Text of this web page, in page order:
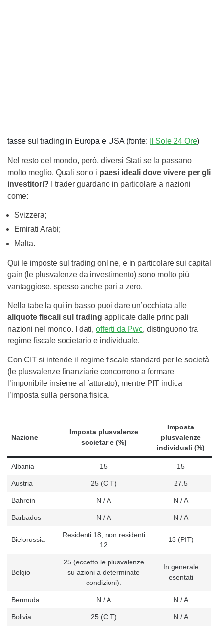
tasse sul trading in Europa e USA (fonte: Il Sole 24 Ore)
Nel resto del mondo, però, diversi Stati se la passano
molto meglio. Quali sono i paesi ideali dove vivere per gli
investitori? I trader guardano in particolare a nazioni
come:
Svizzera;
Emirati Arabi;
Malta.
Qui le imposte sul trading online, e in particolare sui capital
gain (le plusvalenze da investimento) sono molto più
vantaggiose, spesso anche pari a zero.
Nella tabella qui in basso puoi dare un’occhiata alle
aliquote fiscali sul trading applicate dalle principali
nazioni nel mondo. I dati, offerti da Pwc, distinguono tra
regime fiscale societario e individuale.
Con CIT si intende il regime fiscale standard per le società
(le plusvalenze finanziarie concorrono a formare
l’imponibile insieme al fatturato), mentre PIT indica
l’imposta sulla persona fisica.
Nazione
Imposta plusvalenze
societarie (%)
Imposta
plusvalenze
individuali (%)
Albania 15 15
Austria 25 (CIT) 27.5
Bahrein N / A N / A
Barbados N / A N / A
Bielorussia
Residenti 18; non residenti
12
13 (PIT)
Belgio
25 (eccetto le plusvalenze
su azioni a determinate
condizioni).
In generale
esentati
Bermuda N / A N / A
Bolivia 25 (CIT) N / A